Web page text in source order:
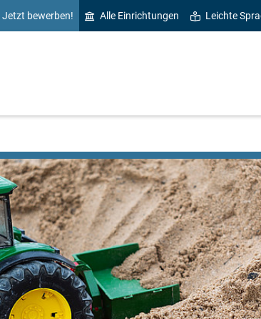
Jetzt bewerben! Alle Einrichtungen Leichte